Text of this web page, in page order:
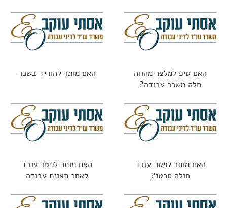
האם טיפ למלצר מהווה
חלק משכר עבודה?
האם מותר להוריד בשכר
האם מותר לפטר עובד
חולה סרטן?
האם מותר לפטר עובד
לאחר תאונת עבודה